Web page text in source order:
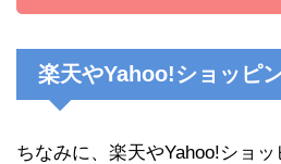
楽天やYahoo!ショッピ
ちなみに、楽天やYahoo!ショ